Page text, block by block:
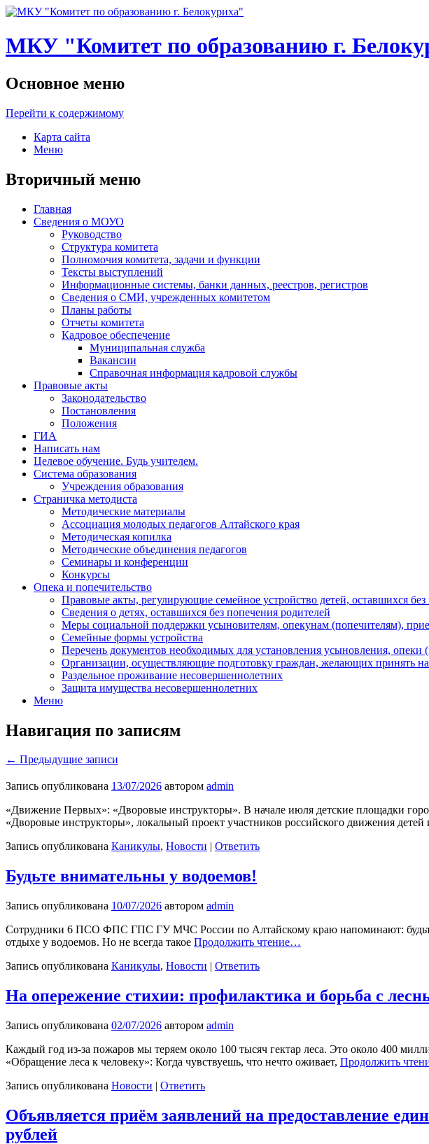
МКУ "Комитет по образованию г.
Основное меню
Перейти к содержимому
Карта сайта
Меню
Вторичный меню
Главная
Сведения о МОУО
Руководство
Структура комитета
Полномочия комитета, задачи и функции
Тексты выступлений
Информационные системы, банки данных, реестров, регистров
Сведения о СМИ, учрежденных комитетом
Планы работы
Отчеты комитета
Кадровое обеспечение
Муниципальная служба
Вакансии
Справочная информация кадровой службы
Правовые акты
Законодательство
Постановления
Положения
ГИА
Написать нам
Целевое обучение. Будь учителем.
Система образования
Учреждения образования
Страничка методиста
Методические материалы
Ассоциация молодых педагогов Алтайского края
Методическая копилка
Методические объединения педагогов
Семинары и конференции
Конкурсы
Опека и попечительство
Правовые акты, регулирующие семейное устройство детей, оставшихся без
Сведения о детях, оставшихся без попечения родителей
Меры социальной поддержки усыновителям, опекунам (попечителям),
Семейные формы устройства
Перечень документов необходимых для установления усыновления, опеки
Организации, осуществляющие подготовку граждан, желающих принять
Раздельное проживание несовершеннолетних
Защита имущества несовершеннолетних
Меню
Навигация по записям
← Предыдущие записи
Запись опубликована 13/07/2026 автором admin
«Движение Первых»: «Дворовые инструкторы». В начале июля детские площадки
«Дворовые инструкторы», локальный проект участников российского движения
Запись опубликована Каникулы, Новости | Ответить
Будьте внимательны у водоемов!
Запись опубликована 10/07/2026 автором admin
Сотрудники 6 ПСО ФПС ГПС ГУ МЧС России по Алтайскому краю напоминают: будьте
отдыхе у водоемов. Но не всегда такое Продолжить чтение…
Запись опубликована Каникулы, Новости | Ответить
На опережение стихии: профилактика и борьба с
Запись опубликована 02/07/2026 автором admin
Каждый год из-за пожаров мы теряем около 100 тысяч гектар леса. Это около 400
«Обращение леса к человеку»: Когда чувствуешь, что нечто оживает, Продолжить
Запись опубликована Новости | Ответить
Объявляется приём заявлений на предоставление
рублей